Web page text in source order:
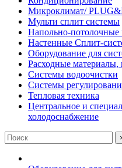
Микроклимат/
Мульти сплит системы
Напольно-
Настенные Сплит-
Оборудование для
Расходные материалы,
Системы водоочистки
Системы
Тепловая техника
Центральное и
холодоснабжение